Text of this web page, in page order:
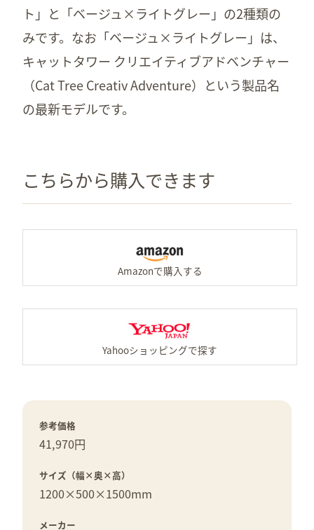
ト」と「ベージュ×ライトグレー」の2種類の
みです。なお「ベージュ×ライトグレー」は、
キャットタワー クリエイティブアドベンチャー
（Cat Tree Creativ Adventure）という製品名
の最新モデルです。
こちらから購入できます
参考価格
41,970円
サイズ（幅×奥×高）
1200×500×1500mm
メーカー